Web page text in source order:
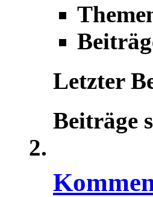
Letzter
Beiträge